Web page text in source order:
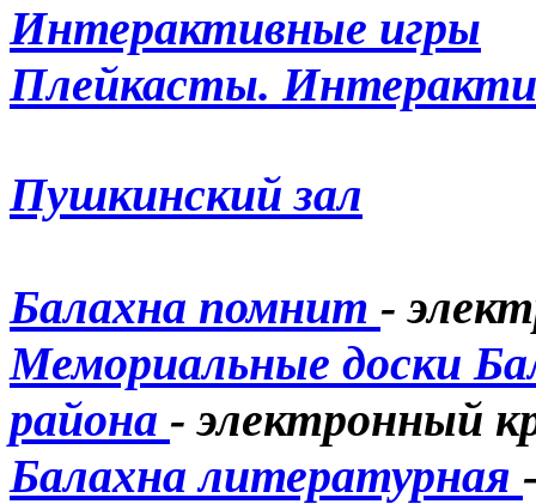
Интерактивные игры
Плейкасты.
Пушкинский зал
Балахна помнит -
Мемориальные доски
района - электронный
Балахна литературная